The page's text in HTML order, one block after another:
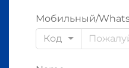
Мобильный/
Код